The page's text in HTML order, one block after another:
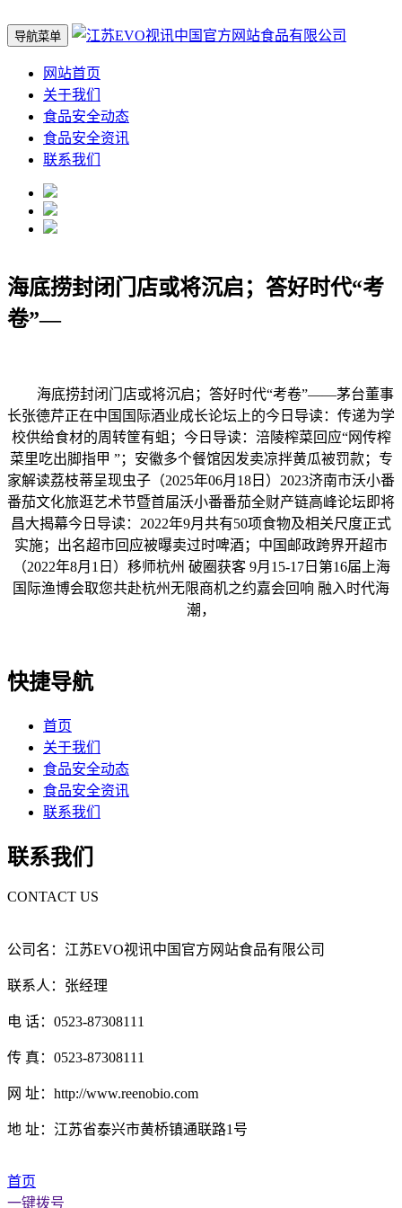
导航菜单
网站首页
关于我们
食品安全动态
食品安全资讯
联系我们
海底捞封闭门店或将沉启；答好时代“考
卷”—
海底捞封闭门店或将沉启；答好时代“考卷”——茅台董事
长张德芹正在中国国际酒业成长论坛上的今日导读：传递为学
校供给食材的周转筐有蛆；今日导读：涪陵榨菜回应“网传榨
菜里吃出脚指甲 ”；安徽多个餐馆因发卖凉拌黄瓜被罚款；专
家解读荔枝蒂呈现虫子（2025年06月18日）2023济南市沃小番
番茄文化旅逛艺术节暨首届沃小番番茄全财产链高峰论坛即将
昌大揭幕今日导读：2022年9月共有50项食物及相关尺度正式
实施；出名超市回应被曝卖过时啤酒；中国邮政跨界开超市
（2022年8月1日）移师杭州 破圈获客 9月15-17日第16届上海
国际渔博会取您共赴杭州无限商机之约嘉会回响 融入时代海
潮，
快捷导航
首页
关于我们
食品安全动态
食品安全资讯
联系我们
联系我们
CONTACT US
公司名：江苏EVO视讯中国官方网站食品有限公司
联系人：张经理
电 话：0523-87308111
传 真：0523-87308111
网 址：http://www.reenobio.com
地 址：江苏省泰兴市黄桥镇通联路1号
首页
一键拨号